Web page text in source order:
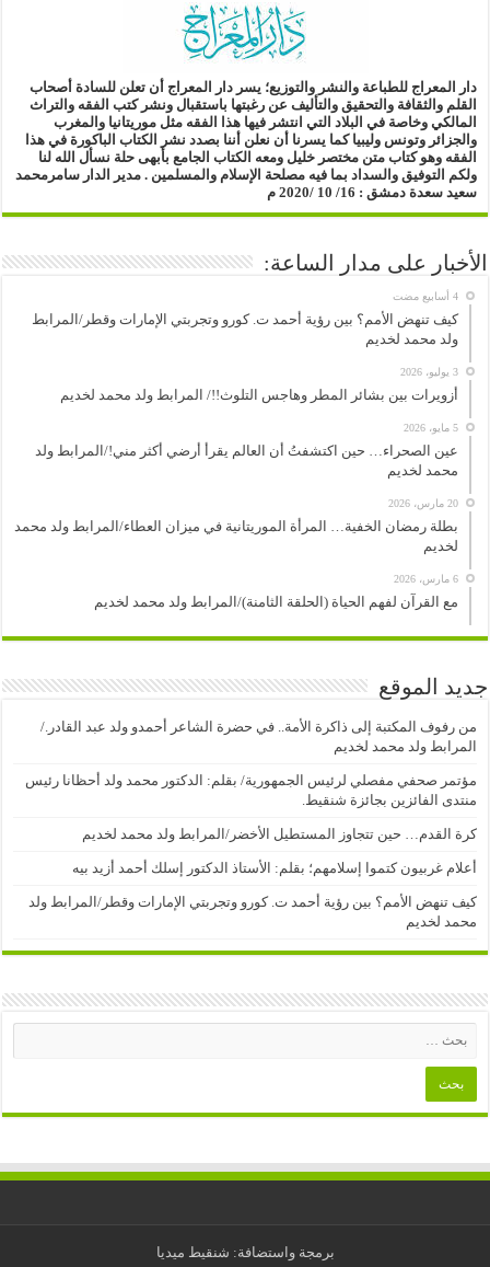
دار المعراج للطباعة والنشر والتوزيع؛ يسر دار المعراج أن تعلن للسادة أصحاب
القلم والثقافة والتحقيق والتأليف عن رغبتها باستقبال ونشر كتب الفقه والتراث
المالكي وخاصة في البلاد التي انتشر فيها هذا الفقه مثل موريتانيا والمغرب
والجزائر وتونس وليبيا كما يسرنا أن نعلن أننا بصدد نشر الكتاب الباكورة في هذا
الفقه وهو كتاب متن مختصر خليل ومعه الكتاب الجامع بأبهى حلة نسأل الله لنا
ولكم التوفيق والسداد بما فيه مصلحة الإسلام والمسلمين . مدير الدار سامرمحمد
سعيد سعدة دمشق : 16/ 10 /2020 م
الأخبار على مدار الساعة:
‏4 أسابيع مضت
كيف تنهض الأمم؟ بين رؤية أحمد ت. كورو وتجربتي الإمارات وقطر/المرابط
ولد محمد لخديم
3 يوليو، 2026
أزويرات بين بشائر المطر وهاجس التلوث!!/ المرابط ولد محمد لخديم
5 مايو، 2026
عين الصحراء… حين اكتشفتُ أن العالم يقرأ أرضي أكثر مني!/المرابط ولد
محمد لخديم
20 مارس، 2026
بطلة رمضان الخفية… المرأة الموريتانية في ميزان العطاء/المرابط ولد محمد
لخديم
6 مارس، 2026
مع القرآن لفهم الحياة (الحلقة الثامنة)/المرابط ولد محمد لخديم
جديد الموقع
من رفوف المكتبة إلى ذاكرة الأمة.. في حضرة الشاعر أحمدو ولد عبد القادر./
المرابط ولد محمد لخديم
مؤتمر صحفي مفصلي لرئيس الجمهورية/ بقلم: الدكتور محمد ولد أحظانا رئيس
منتدى الفائزين بجائزة شنقيط.
كرة القدم… حين تتجاوز المستطيل الأخضر/المرابط ولد محمد لخديم
أعلام غربيون كتموا إسلامهم؛ بقلم: الأستاذ الدكتور إسلك أحمد أزيد بيه
كيف تنهض الأمم؟ بين رؤية أحمد ت. كورو وتجربتي الإمارات وقطر/المرابط ولد
محمد لخديم
برمجة واستضافة: شنقيط ميديا